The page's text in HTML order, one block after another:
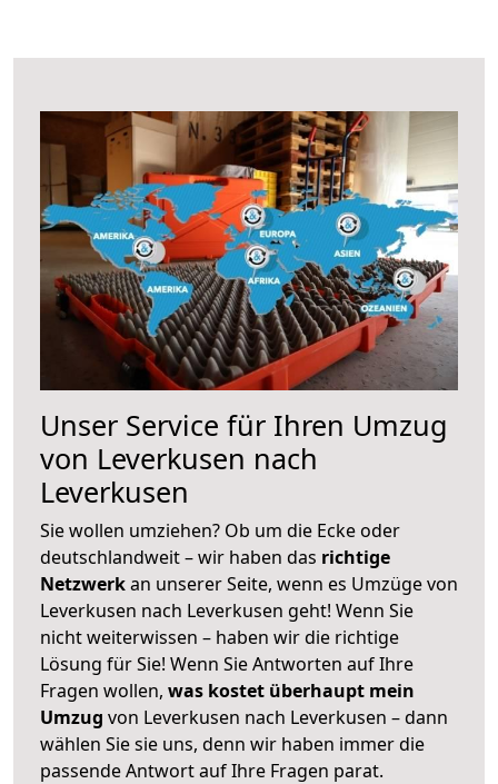
Unser Service für Ihren Umzug
von Leverkusen nach
Leverkusen
Sie wollen umziehen? Ob um die Ecke oder
deutschlandweit – wir haben das richtige
Netzwerkan unserer Seite, wenn es Umzüge von
Leverkusen nach Leverkusen geht! Wenn Sie
nicht weiterwissen – haben wir die richtige
Lösung für Sie! Wenn Sie Antworten auf Ihre
Fragen wollen, was kostet überhaupt mein
Umzug von Leverkusen nach Leverkusen – dann
wählen Sie sie uns, denn wir haben immer die
passende Antwort auf Ihre Fragen parat.